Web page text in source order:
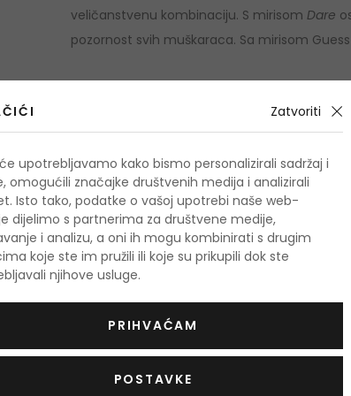
veličanstvenu kombinaciju. S mirisom Dare
pozornost svih muškaraca. Sa mirisom
Zatvoriti
upotrebljavamo kako bismo personalizirali sadržaj i
omogućili značajke društvenih medija i analizirali
Isto tako, podatke o vašoj upotrebi naše web-
dijelimo s partnerima za društvene medije,
i analizu, a oni ih mogu kombinirati s drugim
koje ste im pružili ili koje su prikupili dok ste
njihove usluge.
PRIHVAĆAM
POSTAVKE